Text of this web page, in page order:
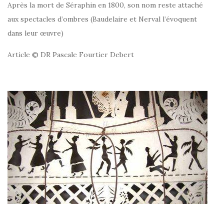
Après la mort de Séraphin en 1800, son nom reste attaché
aux spectacles d’ombres (Baudelaire et Nerval l’évoquent
dans leur œuvre)
Article © DR Pascale Fourtier Debert